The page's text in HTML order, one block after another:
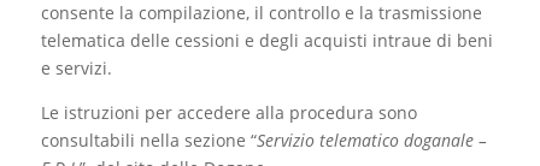
consente la compilazione, il controllo e la trasmissione
telematica delle cessioni e degli acquisti intraue di beni
e servizi.
Le istruzioni per accedere alla procedura sono
consultabili nella sezione “Servizio telematico doganale –